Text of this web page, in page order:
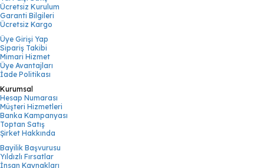
Ücretsiz Kurulum
Garanti Bilgileri
Ücretsiz Kargo
Üye Girişi Yap
Sipariş Takibi
Mimari Hizmet
Üye Avantajları
İade Politikası
Kurumsal
Hesap Numarası
Müşteri Hizmetleri
Banka Kampanyası
Toptan Satış
Şirket Hakkında
Bayilik Başvurusu
Yıldızlı Fırsatlar
İnsan Kaynakları